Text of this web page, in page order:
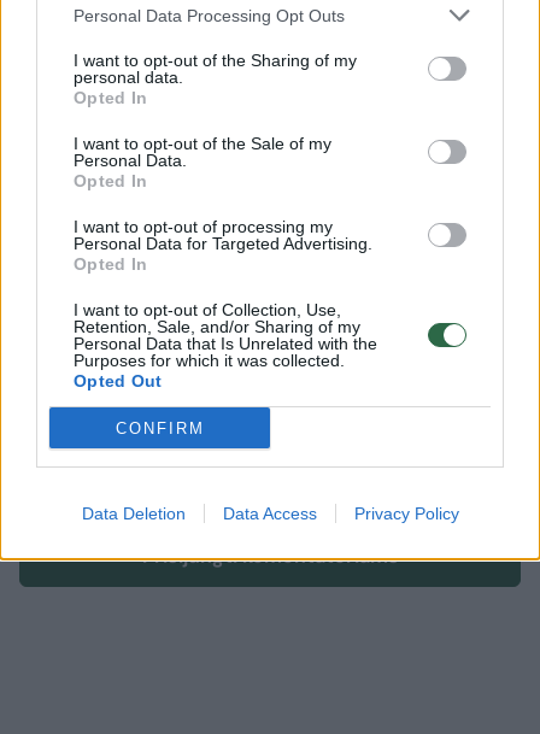
Personal Data Processing Opt Outs
I want to opt-out of the Sharing of my
personal data.
Opted In
I want to opt-out of the Sale of my
Personal Data.
Opted In
I want to opt-out of processing my
Personal Data for Targeted Advertising.
Opted In
I want to opt-out of Collection, Use,
Retention, Sale, and/or Sharing of my
Personal Data that Is Unrelated with the
Purposes for which it was collected.
Opted Out
CONFIRM
Data Deletion Data Access Privacy Policy
Parengta pagal „Euronews“ inf.
fizinis aktyvumas širdies ir kraujagyslių ligos
Rodyti daugiau žymių
Komentuoti po šiuo straipsniu
Komentuoti gali tik Lrytas registruoti vartotojai.
Prisijunkite prie registruotų vartotojų
bendruomenės ir bendraukite komentaruose!
Prisijungti komentatoriams